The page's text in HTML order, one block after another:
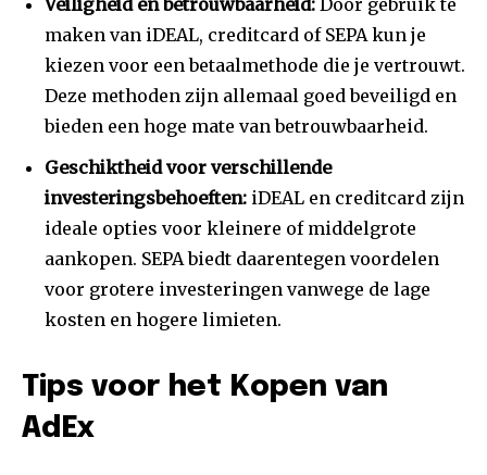
Veiligheid en betrouwbaarheid: Door gebruik te
maken van iDEAL, creditcard of SEPA kun je
kiezen voor een betaalmethode die je vertrouwt.
Deze methoden zijn allemaal goed beveiligd en
bieden een hoge mate van betrouwbaarheid.
Geschiktheid voor verschillende
investeringsbehoeften: iDEAL en creditcard zijn
ideale opties voor kleinere of middelgrote
aankopen. SEPA biedt daarentegen voordelen
voor grotere investeringen vanwege de lage
kosten en hogere limieten.
Tips voor het Kopen van
AdEx